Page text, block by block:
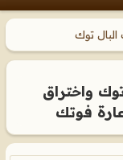
توك
واختراق
فوتك